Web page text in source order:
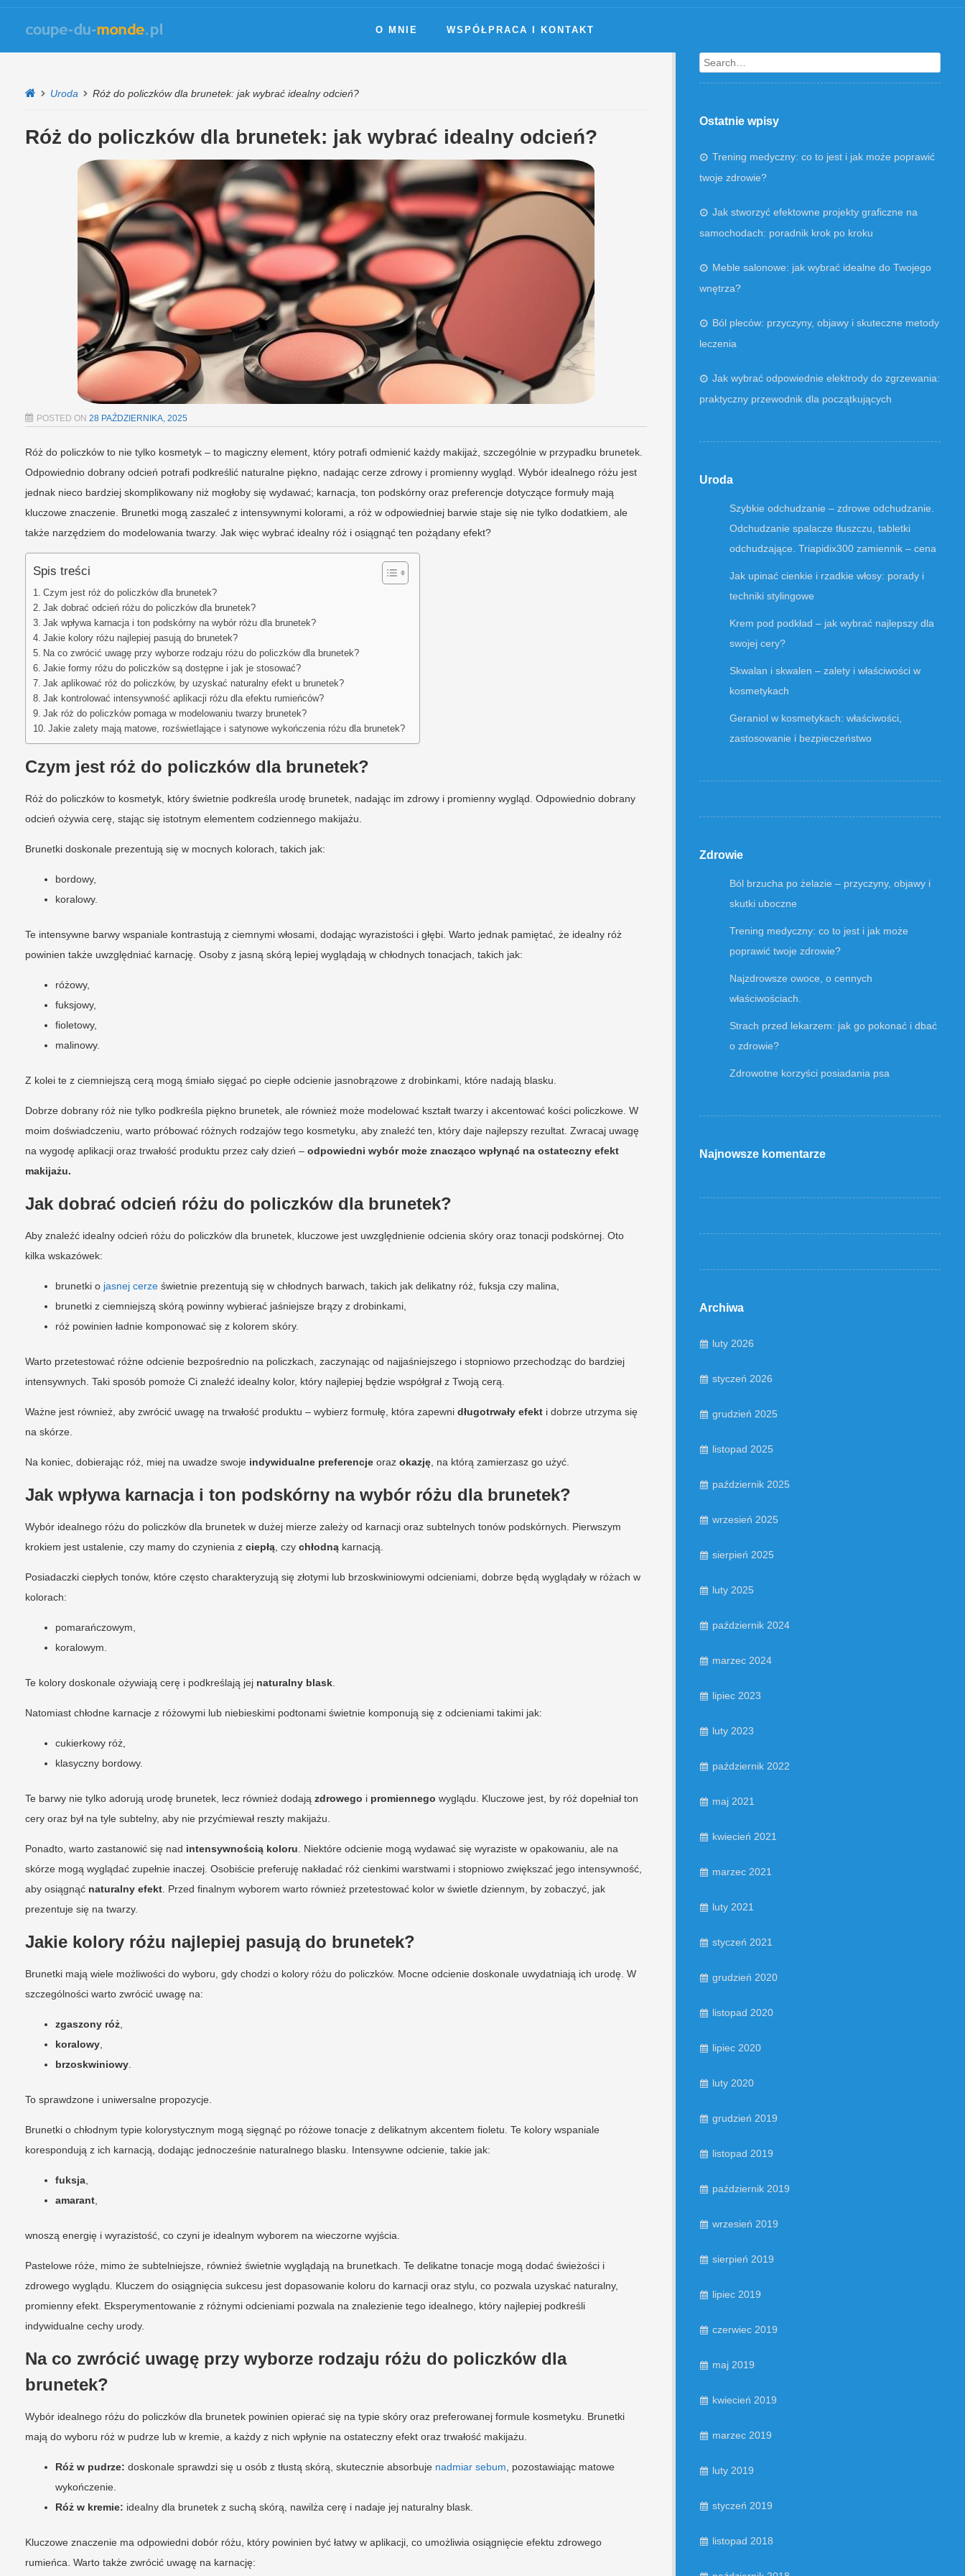
O MNIE WSPÓŁPRACA I KONTAKT
Uroda Róż do policzków dla brunetek: jak wybrać idealny odcień?
Róż do policzków dla brunetek: jak wybrać idealny odcień?
POSTED ON 28 PAŹDZIERNIKA, 2025
Róż do policzków to nie tylko kosmetyk – to magiczny element, który potrafi odmienić każdy makijaż, szczególnie w przypadku brunetek.
Odpowiednio dobrany odcień potrafi podkreślić naturalne piękno, nadając cerze zdrowy i promienny wygląd. Wybór idealnego różu jest
jednak nieco bardziej skomplikowany niż mogłoby się wydawać; karnacja, ton podskórny oraz preferencje dotyczące formuły mają
kluczowe znaczenie. Brunetki mogą zaszaleć z intensywnymi kolorami, a róż w odpowiedniej barwie staje się nie tylko dodatkiem, ale
także narzędziem do modelowania twarzy. Jak więc wybrać idealny róż i osiągnąć ten pożądany efekt?
Spis treści
Czym jest róż do policzków dla brunetek?
Jak dobrać odcień różu do policzków dla brunetek?
Jak wpływa karnacja i ton podskórny na wybór różu dla brunetek?
Jakie kolory różu najlepiej pasują do brunetek?
Na co zwrócić uwagę przy wyborze rodzaju różu do policzków dla brunetek?
Jakie formy różu do policzków są dostępne i jak je stosować?
Jak aplikować róż do policzków, by uzyskać naturalny efekt u brunetek?
Jak kontrolować intensywność aplikacji różu dla efektu rumieńców?
Jak róż do policzków pomaga w modelowaniu twarzy brunetek?
Jakie zalety mają matowe, rozświetlające i satynowe wykończenia różu dla brunetek?
Czym jest róż do policzków dla brunetek?
Róż do policzków to kosmetyk, który świetnie podkreśla urodę brunetek, nadając im zdrowy i promienny wygląd. Odpowiednio dobrany
odcień ożywia cerę, stając się istotnym elementem codziennego makijażu.
Brunetki doskonale prezentują się w mocnych kolorach, takich jak:
bordowy,
koralowy.
Te intensywne barwy wspaniale kontrastują z ciemnymi włosami, dodając wyrazistości i głębi. Warto jednak pamiętać, że idealny róż
powinien także uwzględniać karnację. Osoby z jasną skórą lepiej wyglądają w chłodnych tonacjach, takich jak:
różowy,
fuksjowy,
fioletowy,
malinowy.
Z kolei te z ciemniejszą cerą mogą śmiało sięgać po ciepłe odcienie jasnobrązowe z drobinkami, które nadają blasku.
Dobrze dobrany róż nie tylko podkreśla piękno brunetek, ale również może modelować kształt twarzy i akcentować kości policzkowe. W
moim doświadczeniu, warto próbować różnych rodzajów tego kosmetyku, aby znaleźć ten, który daje najlepszy rezultat. Zwracaj uwagę
na wygodę aplikacji oraz trwałość produktu przez cały dzień – odpowiedni wybór może znacząco wpłynąć na ostateczny efekt
makijażu.
Jak dobrać odcień różu do policzków dla brunetek?
Aby znaleźć idealny odcień różu do policzków dla brunetek, kluczowe jest uwzględnienie odcienia skóry oraz tonacji podskórnej. Oto
kilka wskazówek:
brunetki o jasnej cerze świetnie prezentują się w chłodnych barwach, takich jak delikatny róż, fuksja czy malina,
brunetki z ciemniejszą skórą powinny wybierać jaśniejsze brązy z drobinkami,
róż powinien ładnie komponować się z kolorem skóry.
Warto przetestować różne odcienie bezpośrednio na policzkach, zaczynając od najjaśniejszego i stopniowo przechodząc do bardziej
intensywnych. Taki sposób pomoże Ci znaleźć idealny kolor, który najlepiej będzie współgrał z Twoją cerą.
Ważne jest również, aby zwrócić uwagę na trwałość produktu – wybierz formułę, która zapewni długotrwały efekt i dobrze utrzyma się
na skórze.
Na koniec, dobierając róż, miej na uwadze swoje indywidualne preferencje oraz okazję , na którą zamierzasz go użyć.
Jak wpływa karnacja i ton podskórny na wybór różu dla brunetek?
Wybór idealnego różu do policzków dla brunetek w dużej mierze zależy od karnacji oraz subtelnych tonów podskórnych. Pierwszym
krokiem jest ustalenie, czy mamy do czynienia z ciepłą , czy chłodną karnacją.
Posiadaczki ciepłych tonów, które często charakteryzują się złotymi lub brzoskwiniowymi odcieniami, dobrze będą wyglądały w różach w
kolorach:
pomarańczowym,
koralowym.
Te kolory doskonale ożywiają cerę i podkreślają jej naturalny blask
Natomiast chłodne karnacje z różowymi lub niebieskimi podtonami świetnie komponują się z odcieniami takimi jak:
cukierkowy róż,
klasyczny bordowy.
Te barwy nie tylko adorują urodę brunetek, lecz również dodają zdrowego i promiennego wyglądu. Kluczowe jest, by róż dopełniał ton
cery oraz był na tyle subtelny, aby nie przyćmiewał reszty makijażu.
Ponadto, warto zastanowić się nad intensywnością koloru . Niektóre odcienie mogą wydawać się wyraziste w opakowaniu, ale na
skórze mogą wyglądać zupełnie inaczej. Osobiście preferuję nakładać róż cienkimi warstwami i stopniowo zwiększać jego intensywność,
aby osiągnąć naturalny efekt . Przed finalnym wyborem warto również przetestować kolor w świetle dziennym, by zobaczyć, jak
prezentuje się na twarzy.
Jakie kolory różu najlepiej pasują do brunetek?
Brunetki mają wiele możliwości do wyboru, gdy chodzi o kolory różu do policzków. Mocne odcienie doskonale uwydatniają ich urodę. W
szczególności warto zwrócić uwagę na:
zgaszony róż
koralowy
brzoskwiniowy
To sprawdzone i uniwersalne propozycje.
Brunetki o chłodnym typie kolorystycznym mogą sięgnąć po różowe tonacje z delikatnym akcentem fioletu. Te kolory wspaniale
korespondują z ich karnacją, dodając jednocześnie naturalnego blasku. Intensywne odcienie, takie jak:
fuksja
amarant
wnoszą energię i wyrazistość, co czyni je idealnym wyborem na wieczorne wyjścia.
Pastelowe róże, mimo że subtelniejsze, również świetnie wyglądają na brunetkach. Te delikatne tonacje mogą dodać świeżości i
zdrowego wyglądu. Kluczem do osiągnięcia sukcesu jest dopasowanie koloru do karnacji oraz stylu, co pozwala uzyskać naturalny,
promienny efekt. Eksperymentowanie z różnymi odcieniami pozwala na znalezienie tego idealnego, który najlepiej podkreśli
indywidualne cechy urody.
Na co zwrócić uwagę przy wyborze rodzaju różu do policzków dla
brunetek?
Wybór idealnego różu do policzków dla brunetek powinien opierać się na typie skóry oraz preferowanej formule kosmetyku. Brunetki
mają do wyboru róż w pudrze lub w kremie, a każdy z nich wpłynie na ostateczny efekt oraz trwałość makijażu.
Róż w pudrze: doskonale sprawdzi się u osób z tłustą skórą, skutecznie absorbuje nadmiar sebum , pozostawiając matowe
wykończenie.
Róż w kremie: idealny dla brunetek z suchą skórą, nawilża cerę i nadaje jej naturalny blask.
Kluczowe znaczenie ma odpowiedni dobór różu, który powinien być łatwy w aplikacji, co umożliwia osiągnięcie efektu zdrowego
rumieńca. Warto także zwrócić uwagę na karnację:
Search
Ostatnie wpisy
Trening medyczny: co to jest i jak może poprawić
twoje zdrowie?
Jak stworzyć efektowne projekty graficzne na
samochodach: poradnik krok po kroku
Meble salonowe: jak wybrać idealne do Twojego
wnętrza?
Ból pleców: przyczyny, objawy i skuteczne metody
leczenia
Jak wybrać odpowiednie elektrody do zgrzewania:
praktyczny przewodnik dla początkujących
Uroda
Szybkie odchudzanie – zdrowe odchudzanie.
Odchudzanie spalacze tłuszczu, tabletki
odchudzające. Triapidix300 zamiennik – cena
Jak upinać cienkie i rzadkie włosy: porady i
techniki stylingowe
Krem pod podkład – jak wybrać najlepszy dla
swojej cery?
Skwalan i skwalen – zalety i właściwości w
kosmetykach
Geraniol w kosmetykach: właściwości,
zastosowanie i bezpieczeństwo
Zdrowie
Ból brzucha po żelazie – przyczyny, objawy i
skutki uboczne
Trening medyczny: co to jest i jak może
poprawić twoje zdrowie?
Najzdrowsze owoce, o cennych
właściwościach.
Strach przed lekarzem: jak go pokonać i dbać
o zdrowie?
Zdrowotne korzyści posiadania psa
Najnowsze komentarze
Archiwa
luty 2026
styczeń 2026
grudzień 2025
listopad 2025
październik 2025
wrzesień 2025
sierpień 2025
luty 2025
październik 2024
marzec 2024
lipiec 2023
luty 2023
październik 2022
maj 2021
kwiecień 2021
marzec 2021
luty 2021
styczeń 2021
grudzień 2020
listopad 2020
lipiec 2020
luty 2020
grudzień 2019
listopad 2019
październik 2019
wrzesień 2019
sierpień 2019
lipiec 2019
czerwiec 2019
maj 2019
kwiecień 2019
marzec 2019
luty 2019
styczeń 2019
listopad 2018